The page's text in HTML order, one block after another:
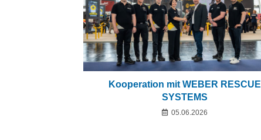
Kooperation mit WEBER RESCUE
SYSTEMS
05.06.2026